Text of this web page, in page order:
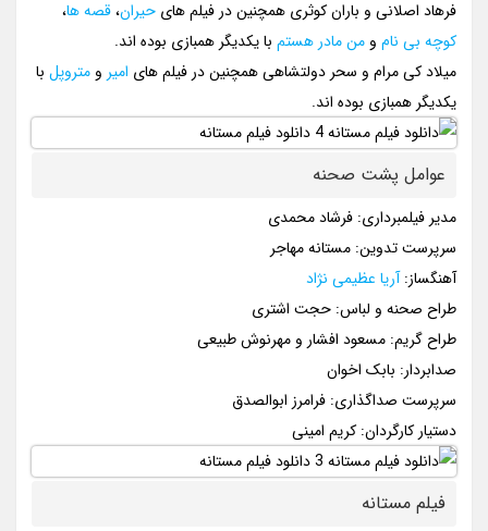
فرهاد اصلانی و باران کوثری همچنین در فیلم هایحیران،قصه ها،
کوچه بی نام ومن مادر هستم با یکدیگر همبازی بوده اند.
میلاد کی مرام و سحر دولتشاهی همچنین در فیلم های امیر ومتروپل با
یکدیگر همبازی بوده اند.
عوامل پشت صحنه
مدیر فیلمبرداری: فرشاد محمدی
سرپرست تدوین: مستانه مهاجر
آهنگساز:آریا عظیمی نژاد
طراح صحنه و لباس: حجت اشتری
طراح گریم: مسعود افشار و مهرنوش طبیعی
صدابردار: بابک اخوان
سرپرست صداگذاری: فرامرز ابوالصدق
دستیار کارگردان: کریم امینی
فیلم مستانه